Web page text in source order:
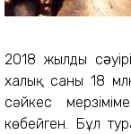
2018 жылдың
халық саны 18
сәйкес
көбейген. Бұл